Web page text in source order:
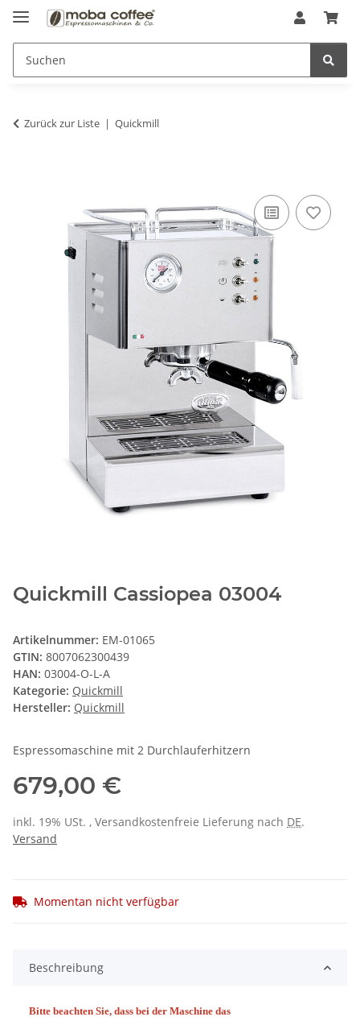
Zurück zur Liste Quickmill
Quickmill Cassiopea 03004
Artikelnummer: EM-01065
GTIN: 8007062300439
HAN: 03004-O-L-A
Kategorie: Quickmill
Hersteller: Quickmill
Espressomaschine mit 2 Durchlauferhitzern
679,00 €
inkl. 19% USt. , Versandkostenfreie Lieferung nach DE.
Versand
Momentan nicht verfügbar
Beschreibung
Bitte beachten Sie, dass bei der Maschine das